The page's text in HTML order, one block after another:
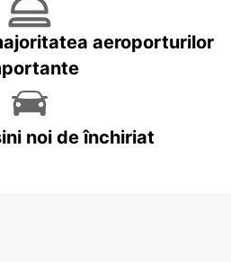
aeroporturilor
noi de închiriat